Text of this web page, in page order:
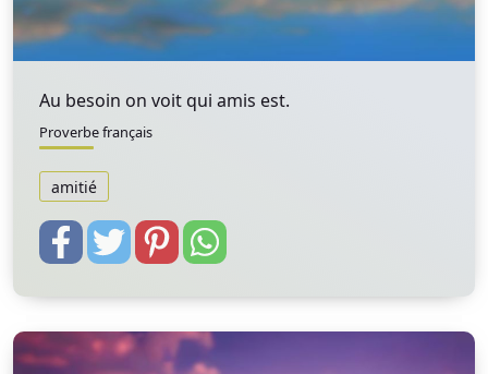
Au besoin on voit qui amis est.
Proverbe français
amitié